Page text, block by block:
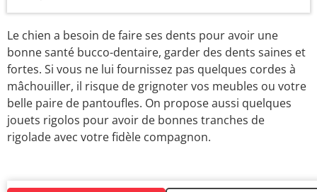
Le chien a besoin de faire ses dents pour avoir une
bonne santé bucco-dentaire, garder des dents saines et
fortes. Si vous ne lui fournissez pas quelques cordes à
mâchouiller, il risque de grignoter vos meubles ou votre
belle paire de pantoufles. On propose aussi quelques
jouets rigolos pour avoir de bonnes tranches de
rigolade avec votre fidèle compagnon.